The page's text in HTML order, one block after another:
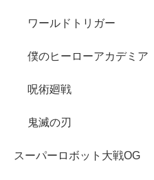
ワールドトリガー
僕のヒーローアカデミア
呪術廻戦
鬼滅の刃
スーパーロボット大戦OG